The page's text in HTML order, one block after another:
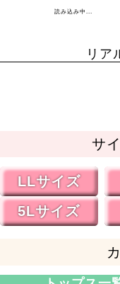
読み込み中...
リア
サ
LLサイズ
5Lサイズ